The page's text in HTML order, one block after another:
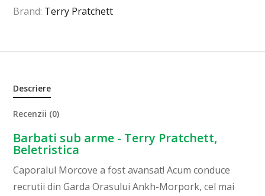
Brand: Terry Pratchett
Descriere
Recenzii (0)
Barbati sub arme - Terry Pratchett,
Beletristica
Caporalul Morcove a fost avansat! Acum conduce
recrutii din Garda Orasului Ankh-Morpork, cel mai